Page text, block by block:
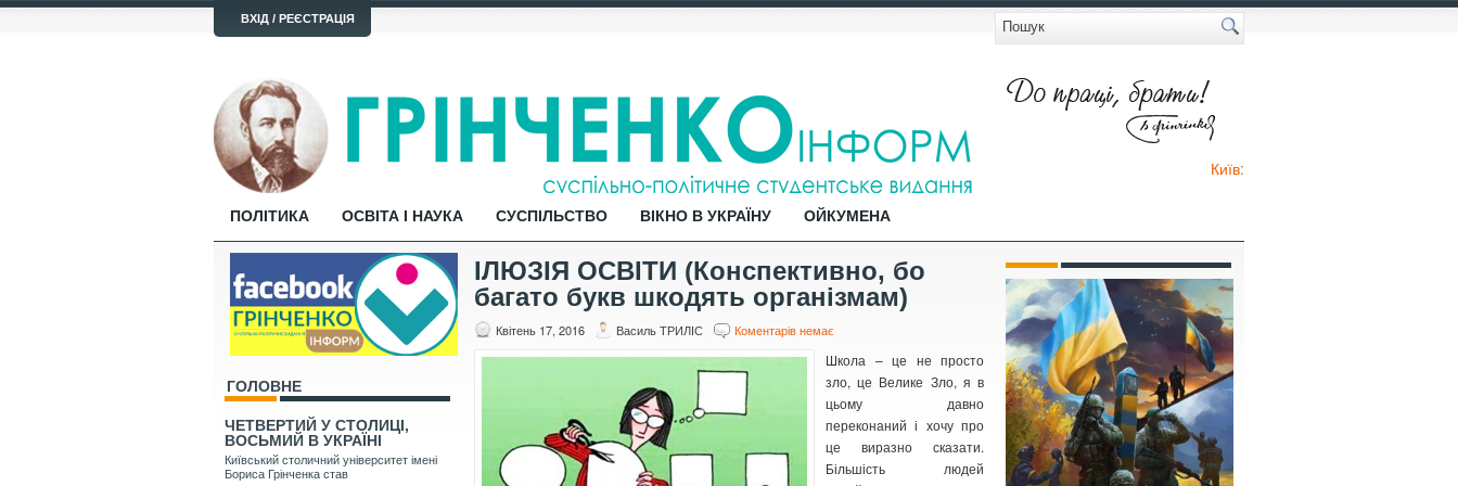
ВХІД / РЕЄСТРАЦІЯ
Київ:
ПОЛІТИКА ОСВІТА І НАУКА СУСПІЛЬСТВО ВІКНО В УКРАЇНУ ОЙКУМЕНА
ГОЛОВНЕ
ЧЕТВЕРТИЙ У СТОЛИЦІ,
ВОСЬМИЙ В УКРАЇНІ
Київський столичний університет імені
Бориса Грінченка став
ІЛЮЗІЯ ОСВІТИ (Конспективно, бо
багато букв шкодять організмам)
Квітень 17, 2016 Василь ТРИЛІС Коментарів немає
Школа – це не просто
зло, це Велике Зло, я в
цьому давно
переконаний і хочу про
це виразно сказати.
Більшість людей